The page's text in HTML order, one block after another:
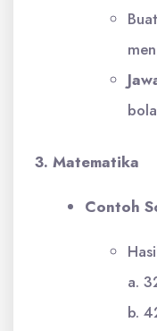
3. Matematika
Contoh
a.
b.